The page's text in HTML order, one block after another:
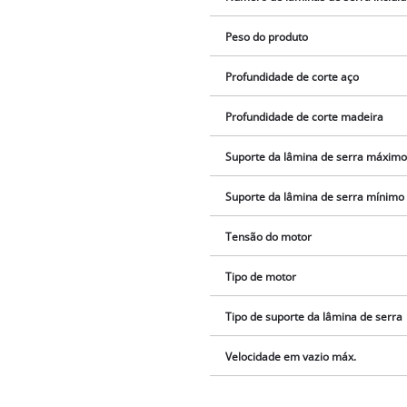
Peso do produto
Profundidade de corte aço
Profundidade de corte madeira
Suporte da lâmina de serra máximo
Suporte da lâmina de serra mínimo
Tensão do motor
Tipo de motor
Tipo de suporte da lâmina de serra
Velocidade em vazio máx.